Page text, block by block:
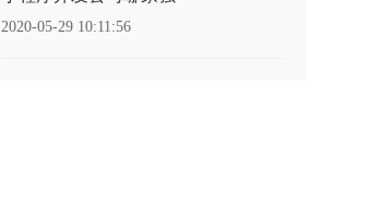
2020-05-29 10:11:56